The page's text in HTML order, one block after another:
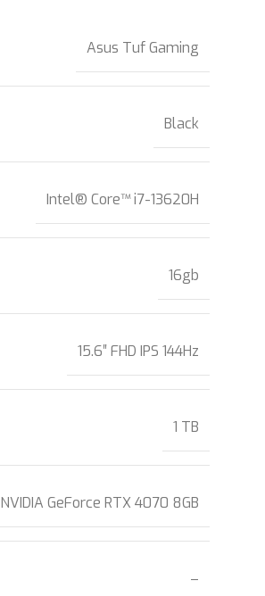
Asus Tuf Gaming
Black
Intel® Core™ i7-13620H
16gb
15.6″ FHD IPS 144Hz
1 TB
NVIDIA GeForce RTX 4070 8GB
–